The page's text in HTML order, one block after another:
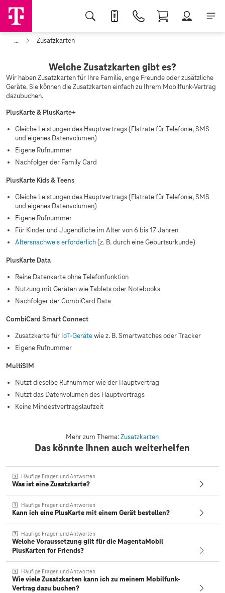
... Zusatzkarten
Welche Zusatzkarten gibt es?
Wir haben Zusatzkarten für Ihre Familie, enge Freunde oder zusätzliche
Geräte. Sie können die Zusatzkarten einfach zu Ihrem Mobilfunk-Vertrag
dazubuchen.
PlusKarte & PlusKarte+
Gleiche Leistungen des Hauptvertrags (Flatrate für Telefonie, SMS
und eigenes Datenvolumen)
Eigene Rufnummer
Nachfolger der Family Card
PlusKarte Kids & Teens
Gleiche Leistungen des Hauptvertrags (Flatrate für Telefonie, SMS
und eigenes Datenvolumen)
Eigene Rufnummer
Für Kinder und Jugendliche im Alter von 6 bis 17 Jahren
Altersnachweis erforderlich(z. B. durch eine Geburtsurkunde)
PlusKarte Data
Reine Datenkarte ohne Telefonfunktion
Nutzung mit Geräten wie Tablets oder Notebooks
Nachfolger der CombiCard Data
CombiCard Smart Connect
Zusatzkarte für IoT-Gerätewie z. B. Smartwatches oder Tracker
Eigene Rufnummer
MultiSIM
Nutzt dieselbe Rufnummer wie der Hauptvertrag
Nutzt das Datenvolumen des Hauptvertrags
Keine Mindestvertragslaufzeit
Mehr zum Thema:Zusatzkarten
Das könnte Ihnen auch weiterhelfen
Häufige Fragen und Antworten
Was ist eine Zusatzkarte?
Häufige Fragen und Antworten
Kann ich eine PlusKarte mit einem Gerät bestellen?
Häufige Fragen und Antworten
Welche Voraussetzung gilt für die MagentaMobil
PlusKarten for Friends?
Häufige Fragen und Antworten
Wie viele Zusatzkarten kann ich zu meinem Mobilfunk-
Vertrag dazu buchen?